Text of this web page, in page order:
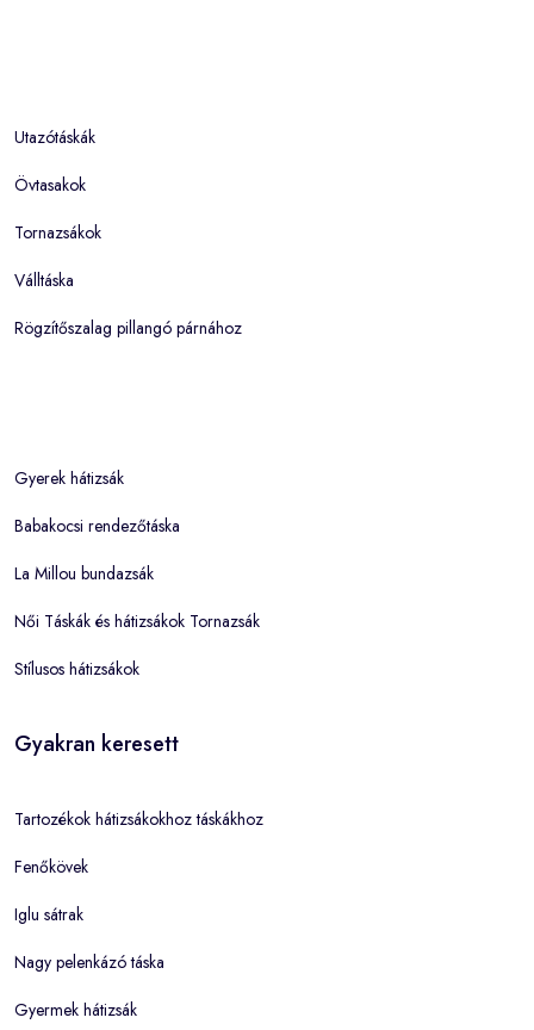
Utazótáskák
Övtasakok
Tornazsákok
Válltáska
Rögzítőszalag pillangó párnához
Gyerek hátizsák
Babakocsi rendezőtáska
La Millou bundazsák
Női Táskák és hátizsákok Tornazsák
Stílusos hátizsákok
Gyakran keresett
Tartozékok hátizsákokhoz táskákhoz
Fenőkövek
Iglu sátrak
Nagy pelenkázó táska
Gyermek hátizsák